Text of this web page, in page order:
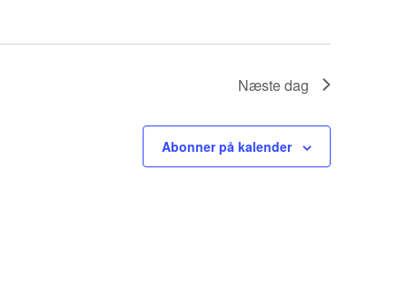
Næste dag
Abonner på kalender